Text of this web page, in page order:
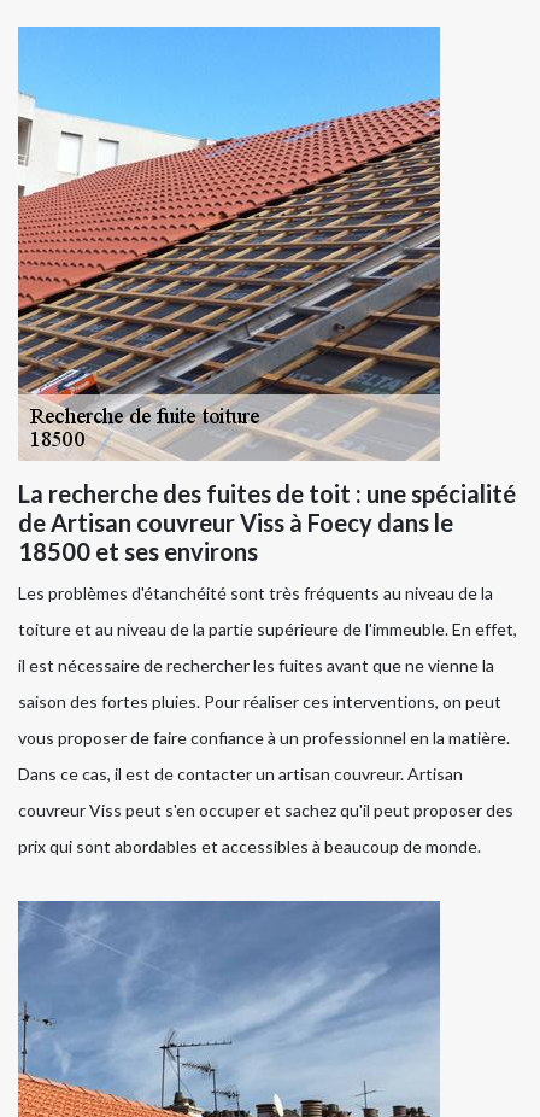
La recherche des fuites de toit : une spécialité
de Artisan couvreur Viss à Foecy dans le
18500 et ses environs
Les problèmes d'étanchéité sont très fréquents au niveau de la
toiture et au niveau de la partie supérieure de l'immeuble. En effet,
il est nécessaire de rechercher les fuites avant que ne vienne la
saison des fortes pluies. Pour réaliser ces interventions, on peut
vous proposer de faire confiance à un professionnel en la matière.
Dans ce cas, il est de contacter un artisan couvreur. Artisan
couvreur Viss peut s'en occuper et sachez qu'il peut proposer des
prix qui sont abordables et accessibles à beaucoup de monde.